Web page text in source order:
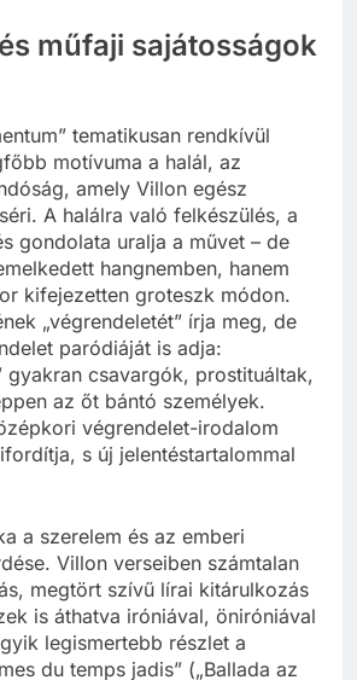
műfaji sajátosságok
tematikusan rendkívül
motívuma a halál, az
amely Villon egész
A halálra való felkészülés, a
gondolata uralja a művet – de
hangnemben, hanem
kifejezetten groteszk módon.
„végrendeletét” írja meg, de
paródiáját is adja:
gyakran csavargók, prostituáltak,
az őt bántó személyek.
végrendelet-irodalom
s új jelentéstartalommal
a szerelem és az emberi
Villon verseiben számtalan
megtört szívű lírai kitárulkozás
is áthatva iróniával, öniróniával
legismertebb részlet a
du temps jadis” („Ballada az